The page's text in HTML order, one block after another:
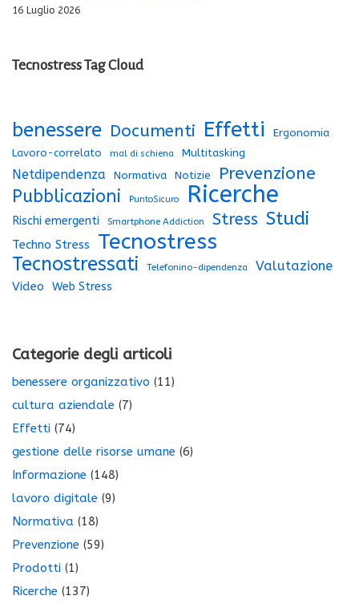
16 Luglio 2026
Tecnostress Tag Cloud
benessere Documenti Effetti Ergonomia
Lavoro-correlato mal di schiena Multitasking
Netdipendenza Normativa Notizie Prevenzione
Pubblicazioni PuntoSicuro Ricerche
Rischi emergenti Smartphone Addiction Stress Studi
Techno Stress Tecnostress
Tecnostressati Telefonino-dipendenza Valutazione
Video Web Stress
Categorie degli articoli
benessere organizzativo (11)
cultura aziendale (7)
Effetti (74)
gestione delle risorse umane (6)
Informazione (148)
lavoro digitale (9)
Normativa (18)
Prevenzione (59)
Prodotti (1)
Ricerche (137)